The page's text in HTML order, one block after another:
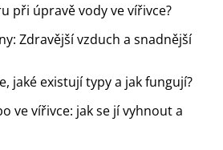
při úpravě vody ve vířivce?
Zdravější vzduch a snadnější
jaké existují typy a jak fungují?
ve vířivce: jak se jí vyhnout a